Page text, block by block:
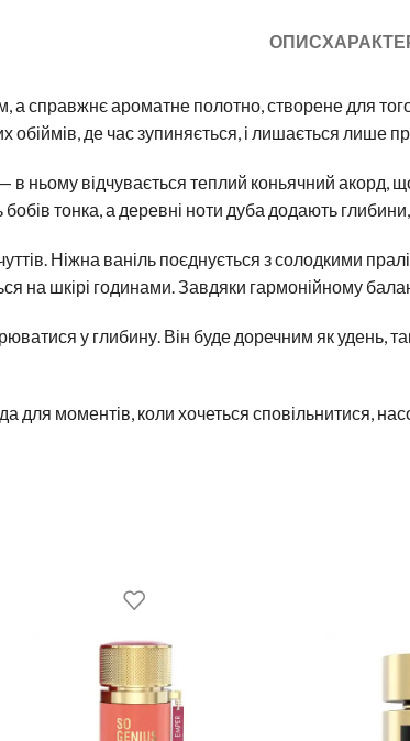
ОПИС
а справжнє ароматне полотно, створене для
обіймів, де час зупиняється, і лишається лише
ньому відчувається теплий коньячний акорд,
бобів тонка, а деревні ноти дуба додають глибини,
Ніжна ваніль поєднується з солодкими
на шкірі годинами. Завдяки гармонійному
у глибину. Він буде доречним як удень,
моментів, коли хочеться сповільнитися,